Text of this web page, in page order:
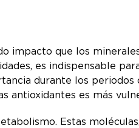
impacto que los
es indispensable
durante los periodos
antioxidantes es más
Estas